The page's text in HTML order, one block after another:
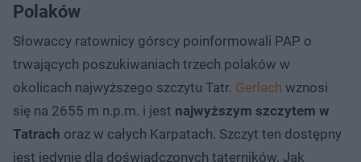
Polaków
Słowaccy ratownicy górscy poinformowali PAP o
trwających poszukiwaniach trzech polaków w
okolicach najwyższego szczytu Tatr. Gerlach wznosi
się na 2655 m n.p.m. i jest najwyższym szczytem w
Tatrach oraz w całych Karpatach. Szczyt ten dostępny
jest jedynie dla doświadczonych taterników. Jak